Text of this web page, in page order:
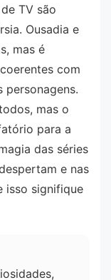
TV são
Ousadia e
mas é
com
mas o
para a
das séries
e nas
isso signifique